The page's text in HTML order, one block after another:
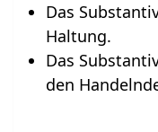
Das
Haltung.
Das
den